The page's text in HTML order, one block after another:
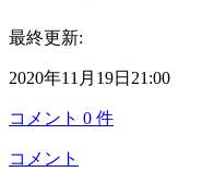
最終更新:
2020年11月19日21:00
コメント 0 件
コメント